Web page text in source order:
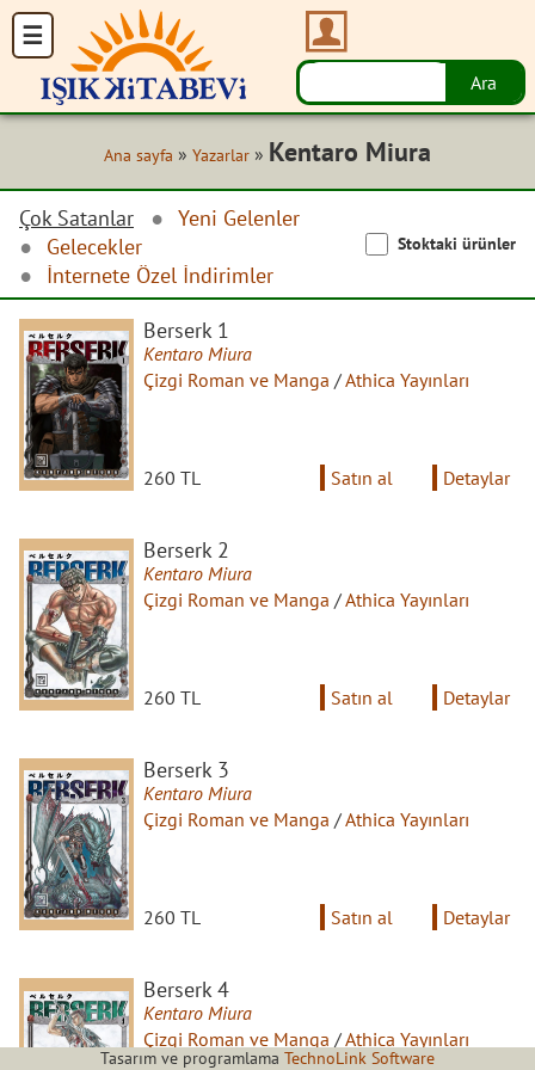
Ana sayfa » Yazarlar » Kentaro Miura
Çok Satanlar
Yeni Gelenler
Gelecekler
İnternete Özel İndirimler
Stoktaki ürünler
Berserk 1
Kentaro Miura
Çizgi Roman ve Manga /Athica Yayınları
260 TL Satın al Detaylar
Berserk 2
Kentaro Miura
Çizgi Roman ve Manga /Athica Yayınları
260 TL Satın al Detaylar
Berserk 3
Kentaro Miura
Çizgi Roman ve Manga /Athica Yayınları
260 TL Satın al Detaylar
Berserk 4
Kentaro Miura
Çizgi Roman ve Manga /Athica Yayınları
Tasarım ve programlama TechnoLink Software